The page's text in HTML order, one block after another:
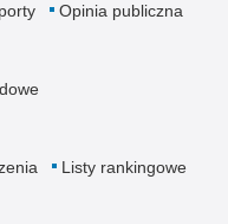
Opinia publiczna
Listy rankingowe